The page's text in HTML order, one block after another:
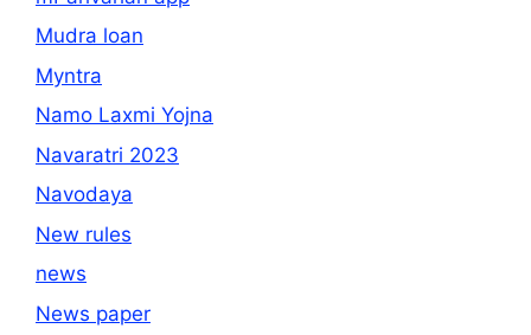
Mudra loan
Myntra
Namo Laxmi Yojna
Navaratri 2023
Navodaya
New rules
news
News paper